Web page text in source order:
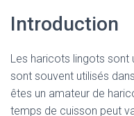
Introduction
Les haricots lingots sont
sont souvent utilisés
êtes un amateur de
temps de cuisson peut